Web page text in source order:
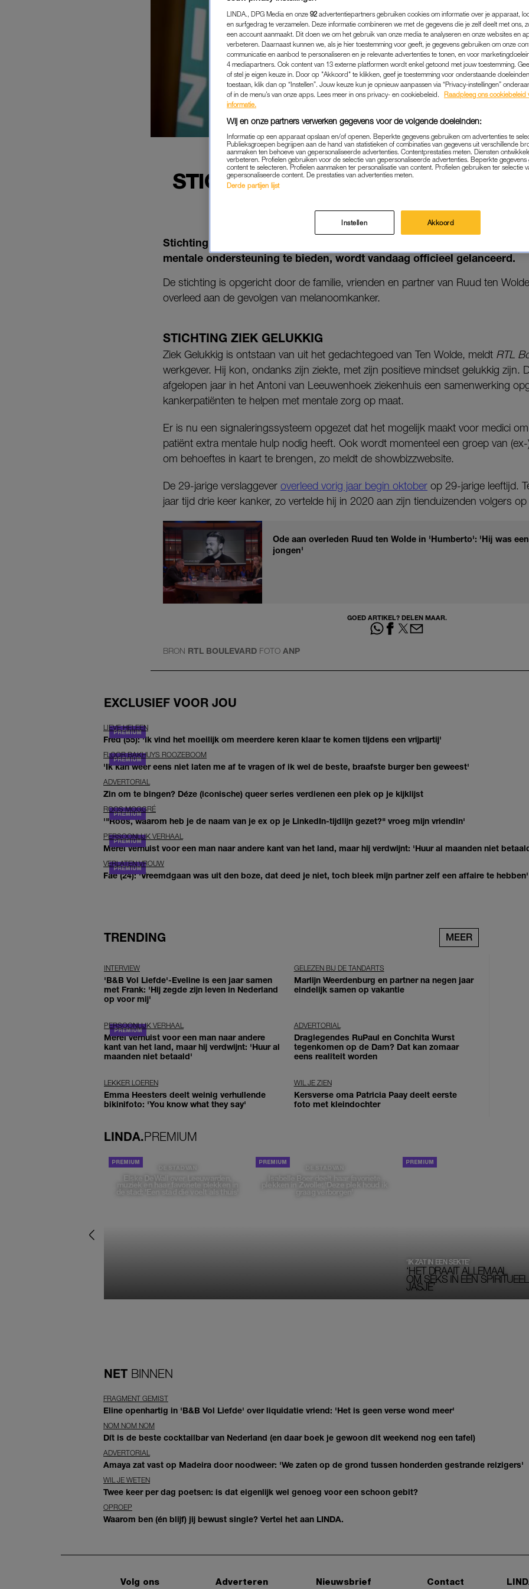
STICHTING TER NAGEDACHTENIS
TEN WOLDE VANDAAG
BINNENLAND|BIJZONDER
11-10-2022 | JORIEKE VAN NOORLOOS
Stichting Ziek Gelukkig, die als doel heeft om mensen die de diagnose
mentale ondersteuning te bieden, wordt vandaag officieel gelanceerd.
De stichting is opgericht door de familie, vrienden en partner van Ruud ten
overleed aan de gevolgen van melanoomkanker.
STICHTING ZIEK GELUKKIG
Ziek Gelukkig is ontstaan van uit het gedachtegoed van Ten Wolde, meldt RTL
werkgever. Hij kon, ondanks zijn ziekte, met zijn positieve mindset gelukkig zijn.
afgelopen jaar in het Antoni van Leeuwenhoek ziekenhuis een samenwerking
kankerpatiënten te helpen met mentale zorg op maat.
Er is nu een signaleringssysteem opgezet dat het mogelijk maakt voor medici
patiënt extra mentale hulp nodig heeft. Ook wordt momenteel een groep van
om behoeftes in kaart te brengen, zo meldt de showbizzwebsite.
De 29-jarige verslaggever overleed vorig jaar begin oktober op 29-jarige leeftijd.
jaar tijd drie keer kanker, zo vertelde hij in 2020 aan zijn tienduizenden volgers op
Ode aan overleden Ruud ten Wolde in 'Humberto': 'Hij was
jongen'
GOED ARTIKEL? DELEN MAAR.
BRON RTL BOULEVARD FOTO ANP
EXCLUSIEF VOOR JOU
LIEVE HELEEN
Fred (55): 'Ik vind het moeilijk om meerdere keren klaar te komen tijdens een vrijpartij'
FLOOR BAKHUYS ROOZEBOOM
'Ik kan weer eens niet laten me af te vragen of ik wel de beste, braafste burger ben geweest'
ADVERTORIAL
Zin om te bingen? Déze (iconische) queer series verdienen een plek op je kijklijst
ROOS MOGGRÉ
'"Roos, waarom heb je de naam van je ex op je LinkedIn-tijdlijn gezet?" vroeg mijn vriendin'
PERSOONLIJK VERHAAL
Merel verhuist voor een man naar andere kant van het land, maar hij verdwijnt: 'Huur al maanden niet
VERLATEN VROUW
Fae (24): 'Vreemdgaan was uit den boze, dat deed je niet, toch bleek mijn partner zelf een affaire te hebben'
TRENDING MEER
INTERVIEW
'B&B Vol Liefde'-Eveline is een jaar samen
met Frank: 'Hij zegde zijn leven in Nederland
op voor mij'
GELEZEN BIJ DE TANDARTS
Marlijn Weerdenburg en partner na negen jaar
eindelijk samen op vakantie
PERSOONLIJK VERHAAL
Merel verhuist voor een man naar andere
kant van het land, maar hij verdwijnt: 'Huur al
maanden niet betaald'
ADVERTORIAL
Draglegendes RuPaul en Conchita Wurst
tegenkomen op de Dam? Dat kan zomaar
eens realiteit worden
LEKKER LOEREN
Emma Heesters deelt weinig verhullende
bikinifoto: 'You know what they say'
WIL JE ZIEN
Kersverse oma Patricia Paay deelt eerste
foto met kleindochter
LINDA.PREMIUM
DE STAD VAN
Elske DeWall over Leeuwarden,
muziek en haar favoriete plekken in
de stad: 'Een stad die voelt als thuis'
DE STAD VAN
Isabelle Boer deelt haar favoriete
plekken in Zwolle: 'Deze plek houd ik
graag verborgen'
‘HET DRAAIT ALLEMAAL
OM SEKS IN EEN SPIRITUEEL
JASJE’
‘IK ZAT IN EEN SEKTE’
NET BINNEN
FRAGMENT GEMIST
Eline openhartig in 'B&B Vol Liefde' over liquidatie vriend: 'Het is geen verse wond meer'
NOM NOM NOM
Dít is de beste cocktailbar van Nederland (en daar boek je gewoon dit weekend nog een tafel)
ADVERTORIAL
Amaya zat vast op Madeira door noodweer: 'We zaten op de grond tussen honderden gestrande reizigers'
WIL JE WETEN
Twee keer per dag poetsen: is dat eigenlijk wel genoeg voor een schoon gebit?
OPROEP
Waarom ben (én blijf) jij bewust single? Vertel het aan LINDA.
Volg ons Adverteren Nieuwsbrief Contact
LINDA., DPG Media en onze 92 advertentiepartners gebruiken cookies om informatie over je apparaat,
en surfgedrag te verzamelen. Deze informatie combineren we met de gegevens die je zelf deelt met ons,
een account aanmaakt. Dit doen we om het gebruik van onze media te analyseren en onze websites en
verbeteren. Daarnaast kunnen we, als je hier toestemming voor geeft, je gegevens gebruiken om onze
communicatie en aanbod te personaliseren en je relevante advertenties te tonen, en voor
4 mediapartners. Ook content van 13 externe platformen wordt enkel getoond met jouw toestemming.
of stel je eigen keuze in. Door op "Akkoord" te klikken, geef je toestemming voor onderstaande
toestaan, klik dan op “Instellen”. Jouw keuze kun je opnieuw aanpassen via “Privacy-instellingen”
of in de menu’s van onze apps. Lees meer in ons privacy- en cookiebeleid.
Raadpleeg ons cookiebeleid
informatie.
Wij en onze partners verwerken gegevens voor de volgende doeleinden:
Informatie op een apparaat opslaan en/of openen. Beperkte gegevens gebruiken om advertenties te
Publieksgroepen begrijpen aan de hand van statistieken of combinaties van gegevens uit verschillende
aanmaken ten behoeve van gepersonaliseerde advertenties. Contentprestaties meten. Diensten
verbeteren. Profielen gebruiken voor de selectie van gepersonaliseerde advertenties. Beperkte
content te selecteren. Profielen aanmaken ter personalisatie van content. Profielen gebruiken ter selectie
gepersonaliseerde content. De prestaties van advertenties meten.
Derde partijen lijst
Instellen Akkoord